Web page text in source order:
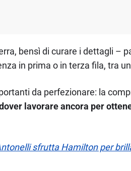
bensì di curare i dettagli –
in prima o in terza fila, tra
da perfezionare: la
lavorare ancora per
sfrutta Hamilton per